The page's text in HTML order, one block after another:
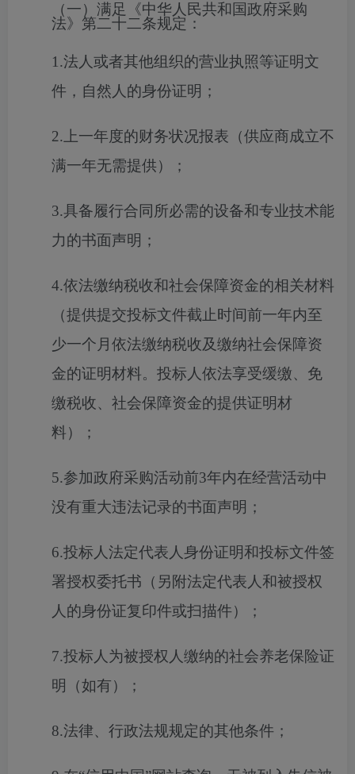
（一）满足《中华人民共和国政府采购
法》第二十二条规定：
1.法人或者其他组织的营业执照等证明文
件，自然人的身份证明；
2.上一年度的财务状况报表（供应商成立不
满一年无需提供）；
3.具备履行合同所必需的设备和专业技术能
力的书面声明；
4.依法缴纳税收和社会保障资金的相关材料
（提供提交投标文件截止时间前一年内至
少一个月依法缴纳税收及缴纳社会保障资
金的证明材料。投标人依法享受缓缴、免
缴税收、社会保障资金的提供证明材
料）；
5.参加政府采购活动前3年内在经营活动中
没有重大违法记录的书面声明；
6.投标人法定代表人身份证明和投标文件签
署授权委托书（另附法定代表人和被授权
人的身份证复印件或扫描件）；
7.投标人为被授权人缴纳的社会养老保险证
明（如有）；
8.法律、行政法规规定的其他条件；